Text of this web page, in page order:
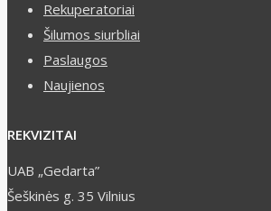
Rekuperatoriai
Šilumos siurbliai
Paslaugos
Naujienos
REKVIZITAI
UAB „Gedarta”
Šeškinės g. 35 Vilnius